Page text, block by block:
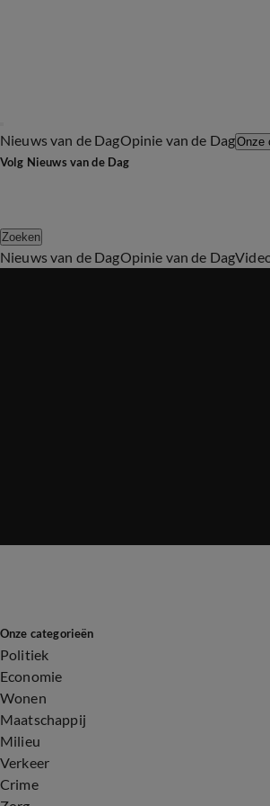
Nieuws van de DagOpinie van de DagOnze
Volg Nieuws van de Dag
Zoeken
Nieuws van de DagOpinie van de Dag
Onze categorieën
Politiek
Economie
Wonen
Maatschappij
Milieu
Verkeer
Crime